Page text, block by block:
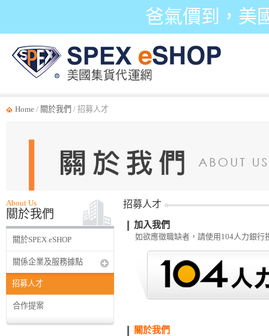
爸氣價到，美
Home / 關於我們 / 招募人才
About Us
關於我們
關於SPEX eSHOP
關係企業及服務據點
招募人才
合作提案
招募人才
加入我們
如欲應徵職缺者，請使用104人力銀行
關於我們